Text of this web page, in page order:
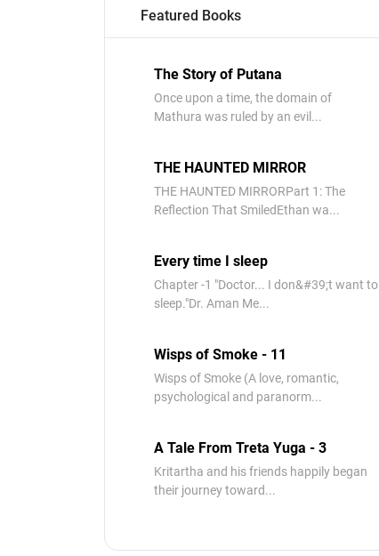
Featured Books
The Story of Putana
Once upon a time, the domain of
Mathura was ruled by an evil...
THE HAUNTED MIRROR
THE HAUNTED MIRRORPart 1: The
Reflection That SmiledEthan wa...
Every time I sleep
Chapter -1 "Doctor... I don&#39;t want to
sleep."Dr. Aman Me...
Wisps of Smoke - 11
Wisps of Smoke (A love, romantic,
psychological and paranorm...
A Tale From Treta Yuga - 3
Kritartha and his friends happily began
their journey toward...